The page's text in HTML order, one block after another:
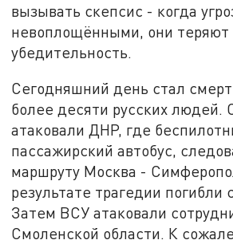
вызывать скепсис - когда
невоплощёнными, они теряют
убедительность.
Сегодняшний день стал
более десяти русских людей.
атаковали ДНР, где
пассажирский автобус,
маршруту Москва -
результате трагедии погибли
Затем ВСУ атаковали
Смоленской области. К